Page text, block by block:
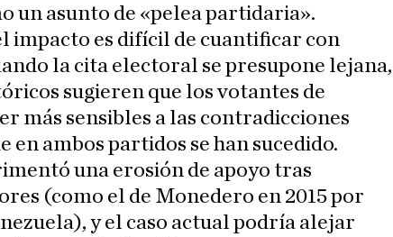
un asunto de «pelea partidaria».
impacto es difícil de cuantificar con
la cita electoral se presupone lejana,
sugieren que los votantes de
más sensibles a las contradicciones
en ambos partidos se han sucedido.
una erosión de apoyo tras
(como el de Monedero en 2015 por
y el caso actual podría alejar